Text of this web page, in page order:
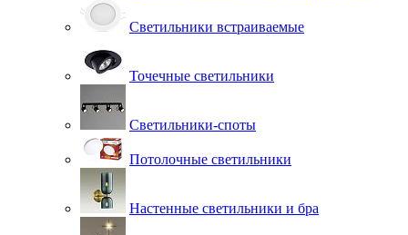
Светильники встраиваемые
Точечные светильники
Светильники-споты
Потолочные светильники
Настенные светильники и бра